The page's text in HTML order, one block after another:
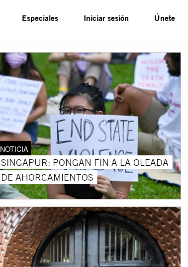
Especiales Iniciar sesión Únete
NOTICIA
SINGAPUR: PONGAN FIN A LA OLEADA
DE AHORCAMIENTOS